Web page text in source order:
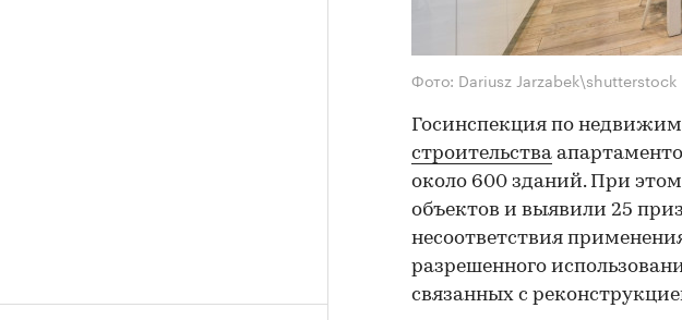
Фото: Dariusz Jarzabek\shutterstock
Госинспекция по
строительства
около 600 зданий. При
объектов и выявили 25
несоответствия
разрешенного
связанных с